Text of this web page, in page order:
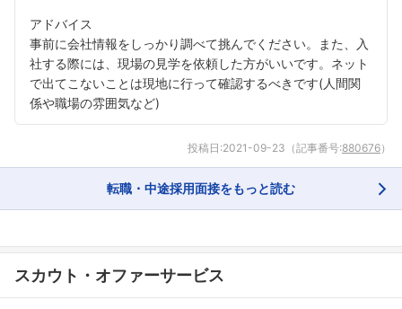
アドバイス
事前に会社情報をしっかり調べて挑んでください。また、入
社する際には、現場の見学を依頼した方がいいです。ネット
で出てこないことは現地に行って確認するべきです(人間関
係や職場の雰囲気など)
投稿日:2021-09-23 （記事番号:880676）
転職・中途採用面接をもっと読む
スカウト・オファーサービス